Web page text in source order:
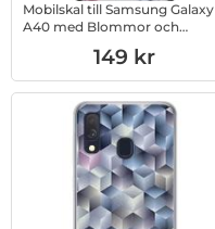
Mobilskal till Samsung Galaxy
A40 med Blommor och
Art. nr 1003012792
149 kr